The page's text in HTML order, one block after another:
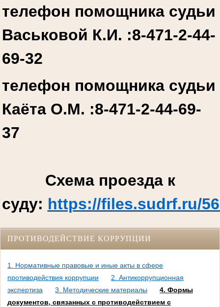
телефон помощника судьи
Васьковой К.И. :8-471-2-44-
69-32
телефон помощника судьи
Каёта О.М. :8-471-2-44-69-
37
Схема проезда к
суду: https://files.sudrf.ru/
ПРОТИВОДЕЙСТВИЕ КОРРУПЦИИ
1. Нормативные правовые и иные акты в сфере
противодействия коррупции
2. Антикоррупционная
экспертиза
3. Методические материалы
4. Формы
документов, связанных с противодействием с